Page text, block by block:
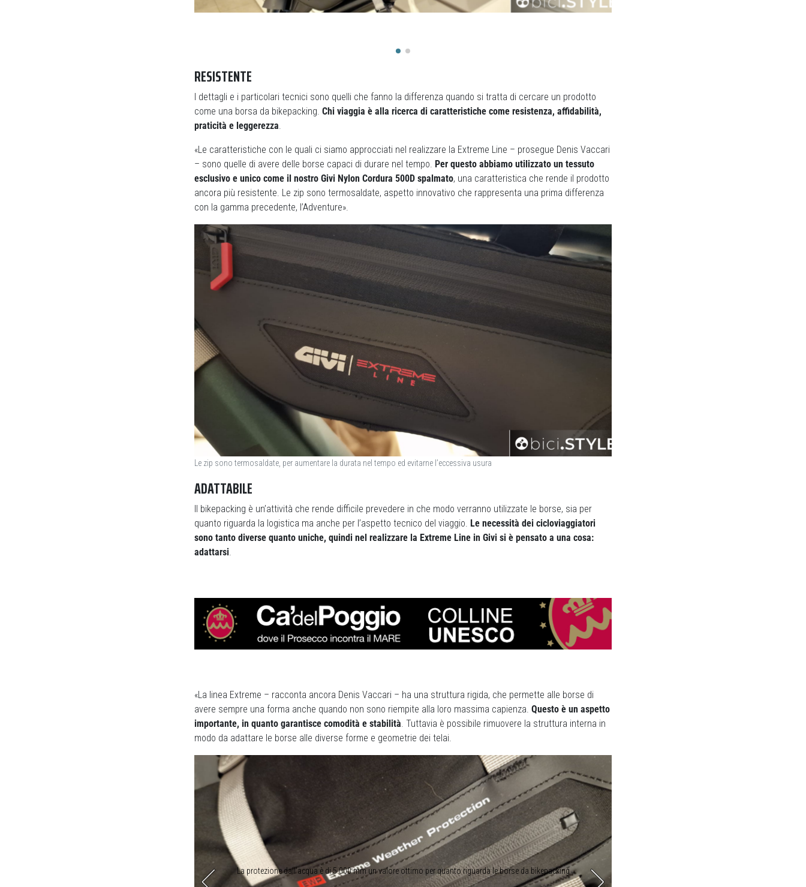
RESISTENTE
I dettagli e i particolari tecnici sono quelli che fanno la differenza quando si tratta di cercare un prodotto
come una borsa da bikepacking. Chi viaggia è alla ricerca di caratteristiche come resistenza, affidabilità,
praticità e leggerezza.
«Le caratteristiche con le quali ci siamo approcciati nel realizzare la Extreme Line – prosegue Denis Vaccari
– sono quelle di avere delle borse capaci di durare nel tempo. Per questo abbiamo utilizzato un tessuto
esclusivo e unico come il nostro Givi Nylon Cordura 500D spalmato, una caratteristica che rende il prodotto
ancora più resistente. Le zip sono termosaldate, aspetto innovativo che rappresenta una prima differenza
con la gamma precedente, l’Adventure».
Le zip sono termosaldate, per aumentare la durata nel tempo ed evitarne l’eccessiva usura
ADATTABILE
Il bikepacking è un’attività che rende difficile prevedere in che modo verranno utilizzate le borse, sia per
quanto riguarda la logistica ma anche per l’aspetto tecnico del viaggio. Le necessità dei cicloviaggiatori
sono tanto diverse quanto uniche, quindi nel realizzare la Extreme Line in Givi si è pensato a una cosa:
adattarsi.
«La linea Extreme – racconta ancora Denis Vaccari – ha una struttura rigida, che permette alle borse di
avere sempre una forma anche quando non sono riempite alla loro massima capienza. Questo è un aspetto
importante, in quanto garantisce comodità e stabilità. Tuttavia è possibile rimuovere la struttura interna in
modo da adattare le borse alle diverse forme e geometrie dei telai.
La protezione dall’acqua è di 5.000 mm un valore ottimo per quanto riguarda le borse da bikepacking